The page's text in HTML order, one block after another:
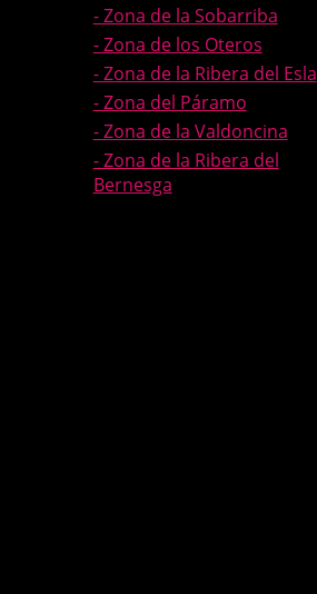
- Zona de la Sobarriba
- Zona de los Oteros
- Zona de la Ribera del Esla
- Zona del Páramo
- Zona de la Valdoncina
- Zona de la Ribera del
Bernesga